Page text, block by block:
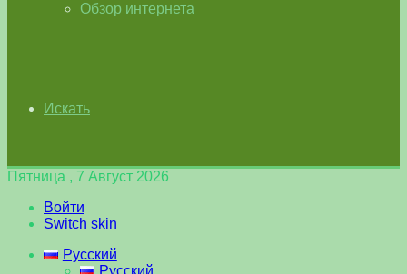
Обзор интернета
Искать
Пятница , 7 Август 2026
Войти
Switch skin
Русский
Русский